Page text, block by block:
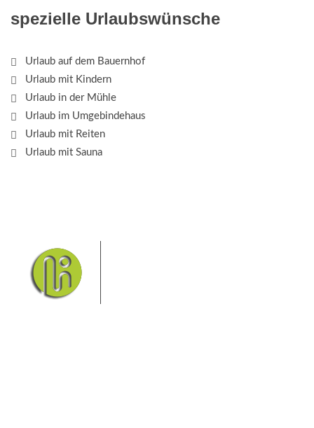
spezielle Urlaubswünsche
Urlaub auf dem Bauernhof
Urlaub mit Kindern
Urlaub in der Mühle
Urlaub im Umgebindehaus
Urlaub mit Reiten
Urlaub mit Sauna